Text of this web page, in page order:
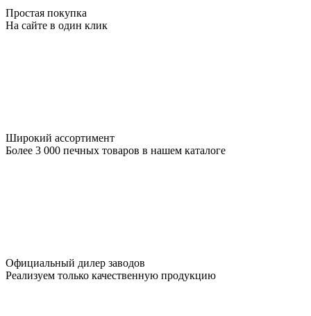
Простая покупка
На сайте в один клик
Широкий ассортимент
Более 3 000 печных товаров в нашем каталоге
Официальный дилер заводов
Реализуем только качественную продукцию